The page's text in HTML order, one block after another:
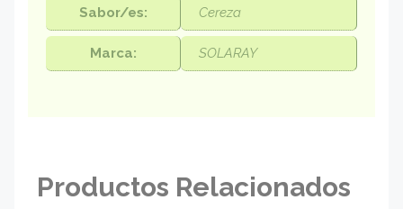
Sabor/es: Cereza
Marca: SOLARAY
Productos Relacionados